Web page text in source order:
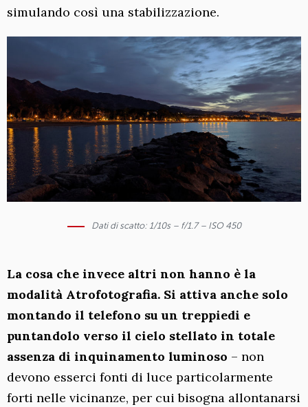
simulando così una stabilizzazione.
Dati di scatto: 1/10s – f/1.7 – ISO 450
La cosa che invece altri non hanno è la
modalità Atrofotografia. Si attiva anche solo
montando il telefono su un treppiedi e
puntandolo verso il cielo stellato in totale
assenza di inquinamento luminoso – non
devono esserci fonti di luce particolarmente
forti nelle vicinanze, per cui bisogna allontanarsi